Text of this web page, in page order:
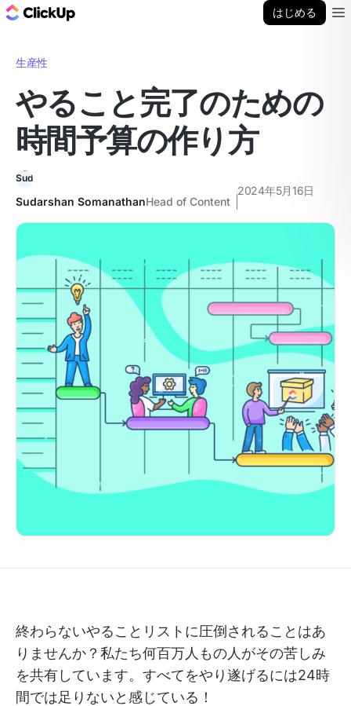
はじめる
生産性
やること完了のための
時間予算の作り方
Sudarshan SomanathanHead of Content
2024年5月16日
終わらないやることリストに圧倒されることはあ
りませんか？私たち何百万人もの人がその苦しみ
を共有しています。すべてをやり遂げるには24時
間では足りないと感じている！